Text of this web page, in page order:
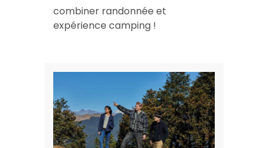
combiner randonnée et
expérience camping !